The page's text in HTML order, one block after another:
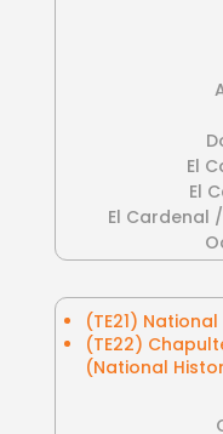
El
El
El Cardenal
(TE21)
(TE22)
(National